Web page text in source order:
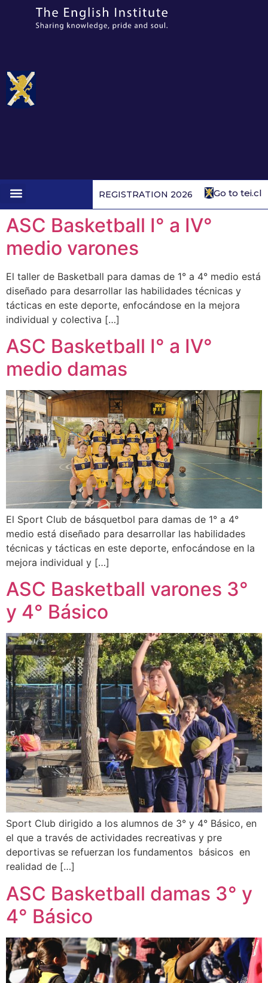
Go to tei.cl
REGISTRATION 2026
ASC Basketball I° a IV°
medio varones
El taller de Basketball para damas de 1° a 4° medio está
diseñado para desarrollar las habilidades técnicas y
tácticas en este deporte, enfocándose en la mejora
individual y colectiva […]
ASC Basketball I° a IV°
medio damas
El Sport Club de básquetbol para damas de 1° a 4°
medio está diseñado para desarrollar las habilidades
técnicas y tácticas en este deporte, enfocándose en la
mejora individual y […]
ASC Basketball varones 3°
y 4° Básico
Sport Club dirigido a los alumnos de 3° y 4° Básico, en
el que a través de actividades recreativas y pre
deportivas se refuerzan los fundamentos básicos en
realidad de […]
ASC Basketball damas 3° y
4° Básico